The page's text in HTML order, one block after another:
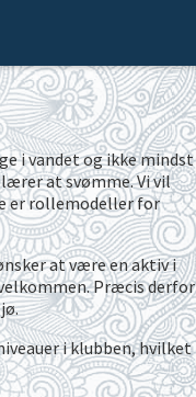
i vandet og ikke mindst
at svømme. Vi vil
er rollemodeller for
at være en aktiv i
Præcis derfor
i klubben, hvilket